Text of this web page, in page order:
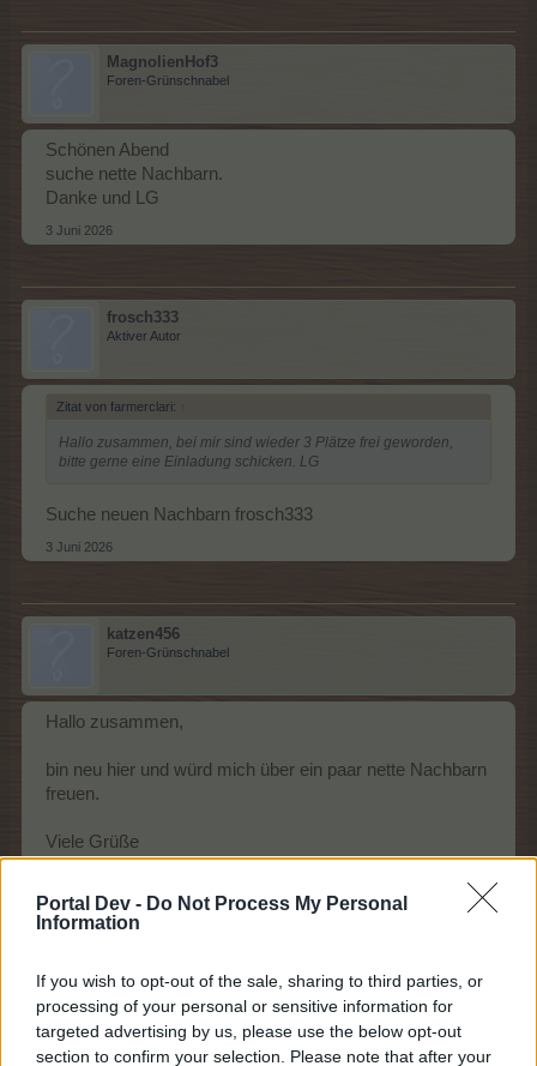
Portal Dev - Do Not Process My Personal
Information
If you wish to opt-out of the sale, sharing to third parties, or
processing of your personal or sensitive information for
targeted advertising by us, please use the below opt-out
section to confirm your selection. Please note that after your
MagnolienHof3
Foren-Grünschnabel
Schönen Abend
suche nette Nachbarn.
Danke und LG
3 Juni 2026
frosch333
Aktiver Autor
Zitat von farmerclari: ↑
Hallo zusammen, bei mir sind wieder 3 Plätze frei geworden,
bitte gerne eine Einladung schicken. LG
Suche neuen Nachbarn frosch333
3 Juni 2026
katzen456
Foren-Grünschnabel
Hallo zusammen,
bin neu hier und würd mich über ein paar nette Nachbarn
freuen.
Viele Grüße
Laufenlerner
Hallo suche noch ein paar nette Nachbarn .